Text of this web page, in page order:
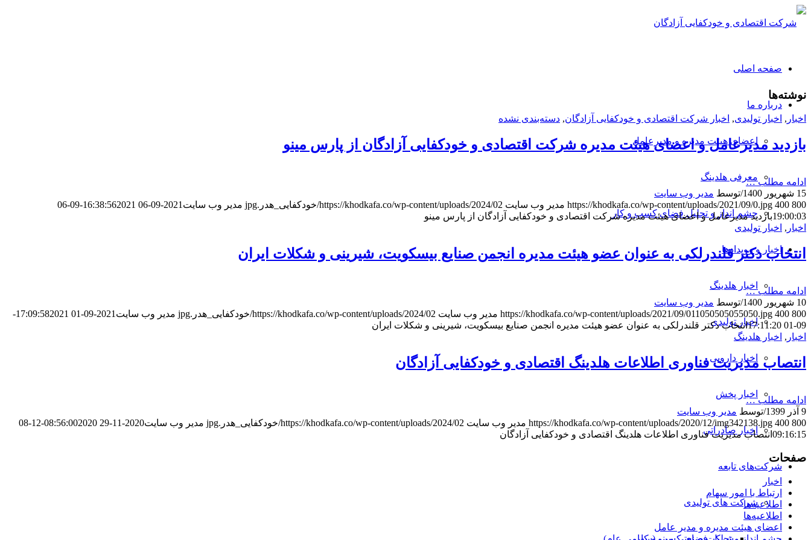
صفحه اصلی
درباره ما
اعضای هیئت مدیره و مدیرعامل
معرفی هلدینگ
چشم انداز و تحلیل فضای کسب و کار
اخبار و رویدادها
اخبار هلدینگ
اخبار تولیدی
اخبار دارویی
اخبار پخش
اخبار صادراتی
شرکت‌های تابعه
شرکت های تولیدی
نوشته‌ها
اخبار , اخبار تولیدی, اخبار شرکت اقتصادی و خودکفایی آزادگان, دسته‌بندی نشده
بازدید مدیرعامل و اعضای هیئت مدیره شرکت اقتصادی و خودکفایی آزادگان از پارس مینو
ادامه مطلب …
15 شهریور 1400
/توسط مدیر وب سایت
https://khodkafa.co/wp-content/uploads/2021/09/0.jpg 400 800 مدیر وب سایت https://khodkafa.co/wp-content/uploads/2024/02/خودکفایی_هدر.jpg مدیر وب سایت 2021-09-06 16:38:56
2021-09-06
19:00:03بازدید مدیرعامل و اعضای هیئت مدیره شرکت اقتصادی و خودکفایی آزادگان از پارس مینو
اخبار , اخبار تولیدی
انتخاب دکتر قلندرلکی به عنوان عضو هیئت مدیره انجمن صنایع بیسکویت، شیرینی و شکلات ایران
ادامه مطلب …
10 شهریور 1400
/توسط مدیر وب سایت
https://khodkafa.co/wp-content/uploads/2021/09/011050505055050.jpg 400 800 مدیر وب سایت https://khodkafa.co/wp-content/uploads/2024/02/خودکفایی_هدر.jpg مدیر وب سایت 2021-09-01 17:09:58
2021-
09-01 17:11:20
انتخاب دکتر قلندرلکی به عنوان عضو هیئت مدیره انجمن صنایع بیسکویت، شیرینی و شکلات ایران
اخبار , اخبار هلدینگ
انتصاب مدیریت فناوری اطلاعات هلدینگ اقتصادی و خودکفایی آزادگان
ادامه مطلب …
9 آذر 1399
/توسط مدیر وب سایت
https://khodkafa.co/wp-content/uploads/2020/12/img342138.jpg 400 800 مدیر وب سایت https://khodkafa.co/wp-content/uploads/2024/02/خودکفایی_هدر.jpg مدیر وب سایت2020-11-29 08:56:00
2020-12-08
09:16:15 انتصاب مدیریت فناوری اطلاعات هلدینگ اقتصادی و خودکفایی آزادگان
صفحات
اخبار
ارتباط با امور سهام
اطلاعیه‌ها
اطلاعیه‌ها
اعضای هیئت مدیره و مدیر عامل